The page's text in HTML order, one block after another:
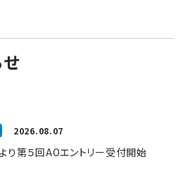
2026.08.07
り第５回AOエントリー受付開始